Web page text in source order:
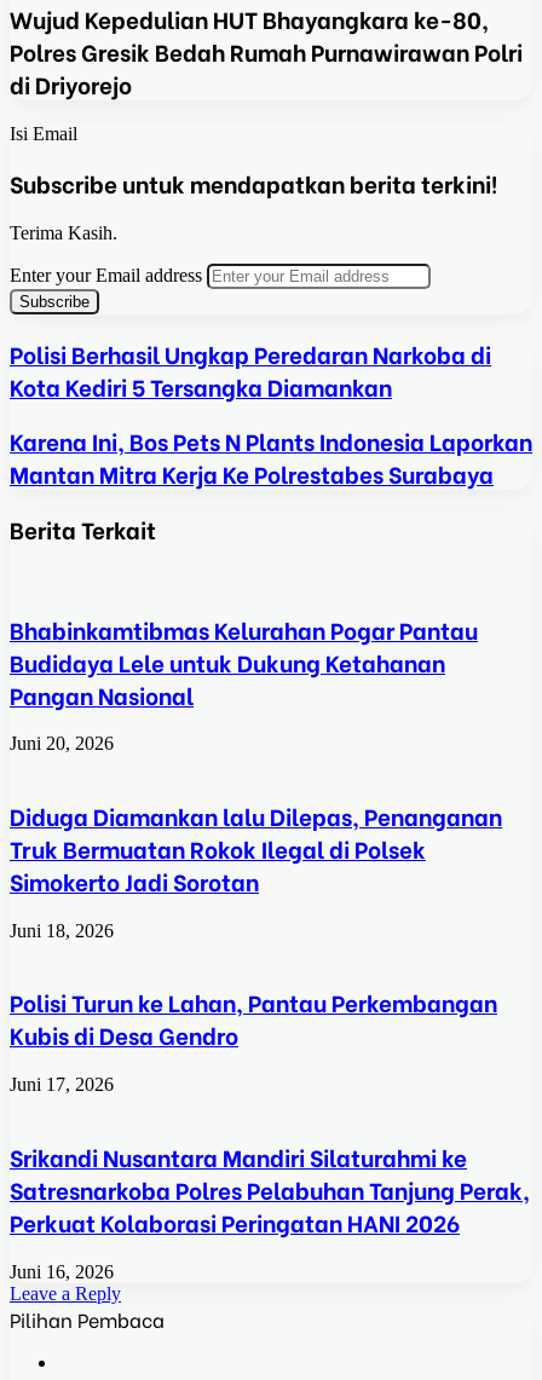
Wujud Kepedulian HUT Bhayangkara ke-80,
Polres Gresik Bedah Rumah Purnawirawan Polri
di Driyorejo
Isi Email
Subscribe untuk mendapatkan berita terkini!
Terima Kasih.
Enter your Email address
Polisi Berhasil Ungkap Peredaran Narkoba di
Kota Kediri 5 Tersangka Diamankan
Karena Ini, Bos Pets N Plants Indonesia Laporkan
Mantan Mitra Kerja Ke Polrestabes Surabaya
Berita Terkait
Bhabinkamtibmas Kelurahan Pogar Pantau
Budidaya Lele untuk Dukung Ketahanan
Pangan Nasional
Juni 20, 2026
Diduga Diamankan lalu Dilepas, Penanganan
Truk Bermuatan Rokok Ilegal di Polsek
Simokerto Jadi Sorotan
Juni 18, 2026
Polisi Turun ke Lahan, Pantau Perkembangan
Kubis di Desa Gendro
Juni 17, 2026
Srikandi Nusantara Mandiri Silaturahmi ke
Satresnarkoba Polres Pelabuhan Tanjung Perak,
Perkuat Kolaborasi Peringatan HANI 2026
Juni 16, 2026
Leave a Reply
Pilihan Pembaca